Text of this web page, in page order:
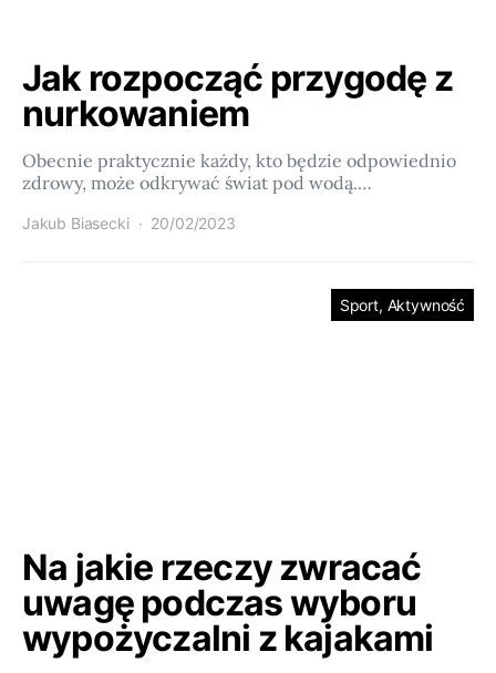
Jak rozpocząć przygodę z
nurkowaniem
Obecnie praktycznie każdy, kto będzie odpowiednio
zdrowy, może odkrywać świat pod wodą.…
Jakub Biasecki 20/02/2023
Sport, Aktywność
Na jakie rzeczy zwracać
uwagę podczas wyboru
wypożyczalni z kajakami